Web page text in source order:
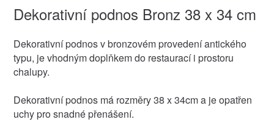
Dekorativní podnos Bronz 38 x 34 cm
Dekorativní podnos v bronzovém provedení antického
typu, je vhodným doplňkem do restaurací i prostoru
chalupy.
Dekorativní podnos má rozměry 38 x 34cm a je opatřen
uchy pro snadné přenášení.